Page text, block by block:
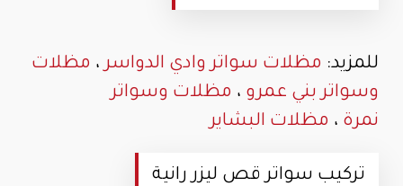
للمزيد: مظلات سواتر وادي الدواسر، مظلات
وسواتر بني عمرو ، مظلات وسواتر
نمرة ، مظلات البشاير
تركيب سواتر قص ليزر رانية